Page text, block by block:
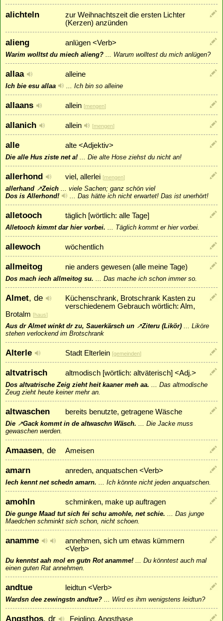
alichteln
zur Weihnachtszeit die ersten Lichter
(Kerzen) anzünden
alieng anlügen <Verb>
Warim wolltst du miech alieng? ... Warum wolltest du mich anlügen?
allaa alleine
Ich bie esu allaa ... Ich bin so alleine
allaans allein [mengen]
allanich allein [mengen]
alle alte <Adjektiv>
Die alle Hus ziste net a! ... Die alte Hose ziehst du nicht an!
allerhond viel, allerlei [mengen]
allerhand ↗Zeich ... viele Sachen; ganz schön viel
Dos is Allerhond!
... Das hätte ich nicht erwartet! Das ist unerhört!
alletooch täglich [wörtlich: alle Tage]
Alletooch kimmt dar hier vorbei. ... Täglich kommt er hier vorbei.
allewoch wöchentlich
allmeitog nie anders gewesen (alle meine Tage)
Dos mach iech allmeitog su. ... Das mache ich schon immer so.
Almet, de
Küchenschrank, Brotschrank Kasten zu
verschiedenem Gebrauch wörtlich: Alm,
Brotalm [haus]
Aus dr Almet winkt dr zu, Sauerkärsch un ↗Ziteru (Likör) ... Liköre
stehen verlockend im Brotschrank
Alterle Stadt Elterlein [gemeinden]
altvatrisch altmodisch [wörtlich: altväterisch] <Adj.>
Dos altvatrische Zeig zieht heit kaaner meh aa. ... Das altmodische
Zeug zieht heute keiner mehr an.
altwaschen bereits benutzte, getragene Wäsche
Die ↗Gackkommt in de altwaschn Wäsch. ... Die Jacke muss
gewaschen werden.
Amaasen, de Ameisen
amarn anreden, anquatschen <Verb>
Iech kennt net schedn amarn. ... Ich könnte nicht jeden anquatschen.
amohln schminken, make up auftragen
Die gunge Maad tut sich fei schu amohle, net schie. ... Das junge
Maedchen schminkt sich schon, nicht schoen.
anamme
annehmen, sich um etwas kümmern
<Verb>
Du kenntst aah mol en gutn Rot anamme! ... Du könntest auch mal
einen guten Rat annehmen.
andtue leidtun <Verb>
Wardsn dee zewingstn andtue? ... Wird es ihm wenigstens leidtun?
Angsthos, dr Feigling, Angsthase